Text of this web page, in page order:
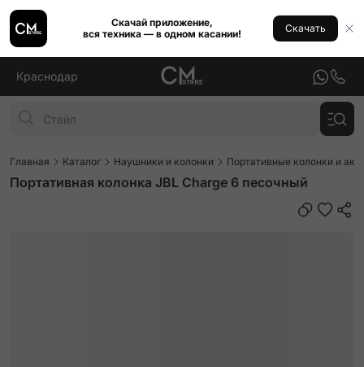
Скачай приложение,
вся техника — в одном касании!
Скачать
Краснодар
Главная Каталог Наушники и колонки Портативные колонки и
Портативная колонка JBL Charge 6 песочный